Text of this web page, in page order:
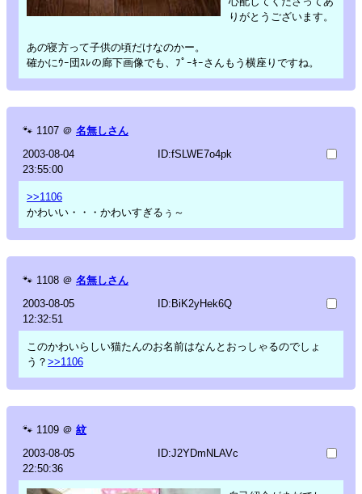
りがとうございます。
あの寝方って子供の頃だけなのかー。
確かにｳｰ団ｽﾚの廊下画像でも、ﾌﾟｰｷｰさんもう横座りですね。
🐾 1107 ＠ 名無しさん
2003-08-04
23:55:00
ID:fSLWE7o4pk
>>1106
かわいい・・・かわいすぎるぅ～
🐾 1108 ＠ 名無しさん
2003-08-05
12:32:51
ID:BiK2yHek6Q
このかわいらしい猫たんのお名前はなんとおっしゃるのでしょ
う？ >>1106
🐾 1109 ＠ 紋
2003-08-05
22:50:36
ID:J2YDmNLAVc